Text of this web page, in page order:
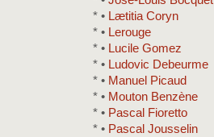
* • Lætitia Coryn
* • Lerouge
* • Lucile Gomez
* • Ludovic Debeurme
* • Manuel Picaud
* • Mouton Benzène
* • Pascal Fioretto
* • Pascal Jousselin